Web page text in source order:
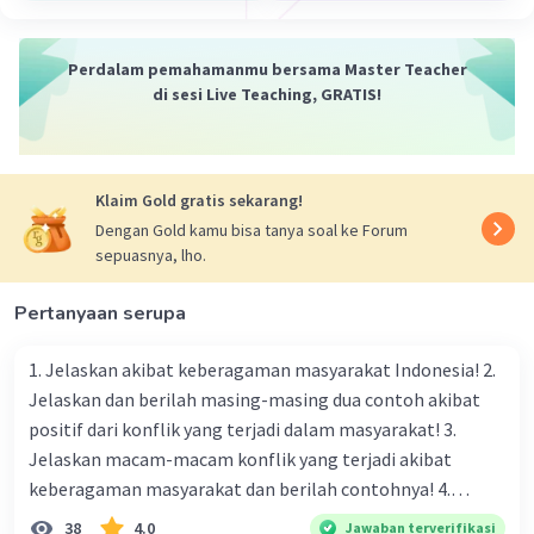
Perdalam pemahamanmu bersama Master Teacher
di sesi Live Teaching, GRATIS!
Klaim Gold gratis sekarang!
Dengan Gold kamu bisa tanya soal ke Forum
sepuasnya, lho.
Pertanyaan serupa
1. Jelaskan akibat keberagaman masyarakat Indonesia! 2.
Jelaskan dan berilah masing-masing dua contoh akibat
positif dari konflik yang terjadi dalam masyarakat! 3.
Jelaskan macam-macam konflik yang terjadi akibat
keberagaman masyarakat dan berilah contohnya! 4.
Mengapa dalam masyarakat yang memiliki keberagaman
38 4.0 Jawaban terverifikasi